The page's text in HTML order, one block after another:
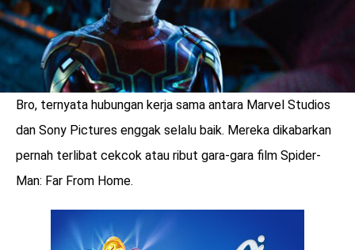
menarik
Bro, ternyata hubungan kerja sama antara Marvel Studios
dan Sony Pictures enggak selalu baik. Mereka dikabarkan
pernah terlibat cekcok atau ribut gara-gara film Spider-
Man: Far From Home.